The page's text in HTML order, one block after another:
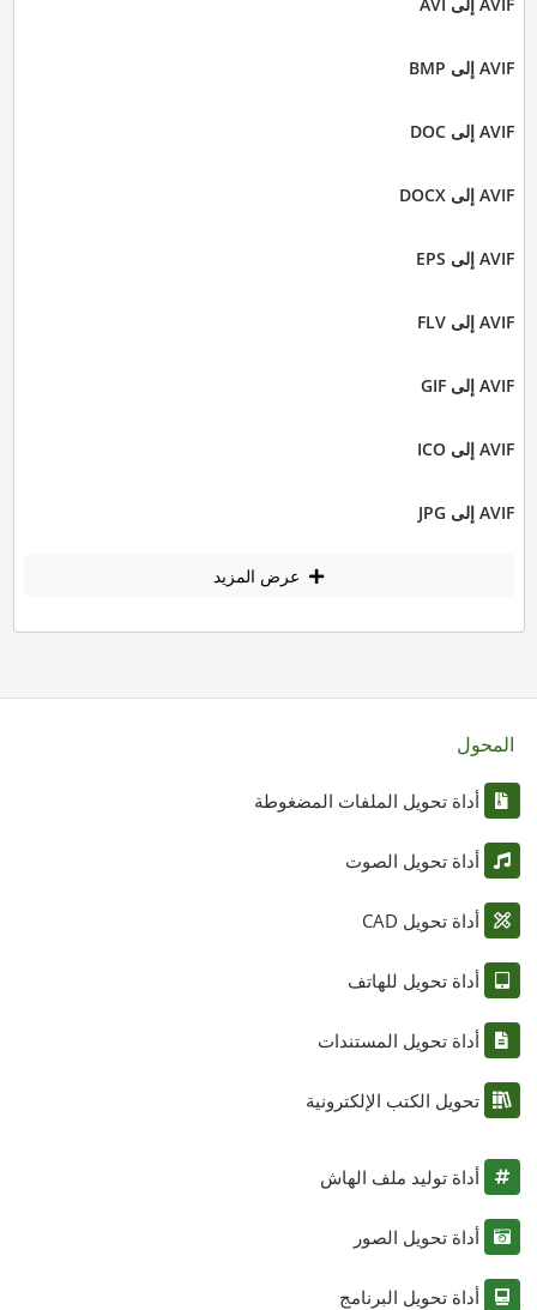
AVIF إلى AVI
AVIF إلى BMP
AVIF إلى DOC
AVIF إلى DOCX
AVIF إلى EPS
AVIF إلى FLV
AVIF إلى GIF
AVIF إلى ICO
AVIF إلى JPG
عرض المزيد
المحول
أداة تحويل الملفات المضغوطة
أداة تحويل الصوت
أداة تحويل CAD
أداة تحويل للهاتف
أداة تحويل المستندات
تحويل الكتب الإلكترونية
أداة توليد ملف الهاش
أداة تحويل الصور
أداة تحويل البرنامج